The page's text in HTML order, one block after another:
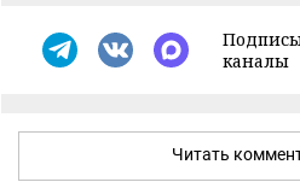
каналы
Читать